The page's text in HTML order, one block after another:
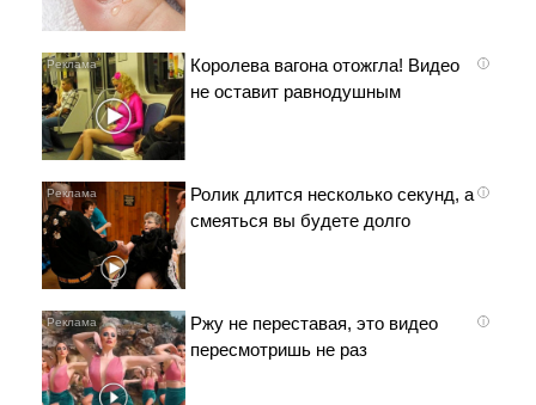
i
Королева вагона отожгла! Видео
не оставит равнодушным
i
Ролик длится несколько секунд, а
смеяться вы будете долго
i
Ржу не переставая, это видео
пересмотришь не раз